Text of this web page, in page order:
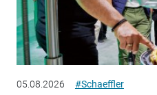
05.08.2026 #Schaeffler